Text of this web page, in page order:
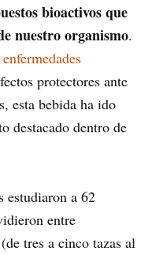
bioactivos que
nuestro organismo.
protectores ante
esta bebida ha ido
destacado dentro de
estudiaron a 62
entre
tres a cinco tazas al